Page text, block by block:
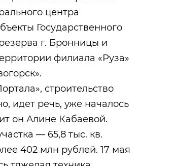
центра
Государственного
г. Бронницы и
филиала «Руза»
строительство
идет речь, уже началось
он Алине Кабаевой.
— 65,8 тыс. кв.
402 млн рублей. 17 мая